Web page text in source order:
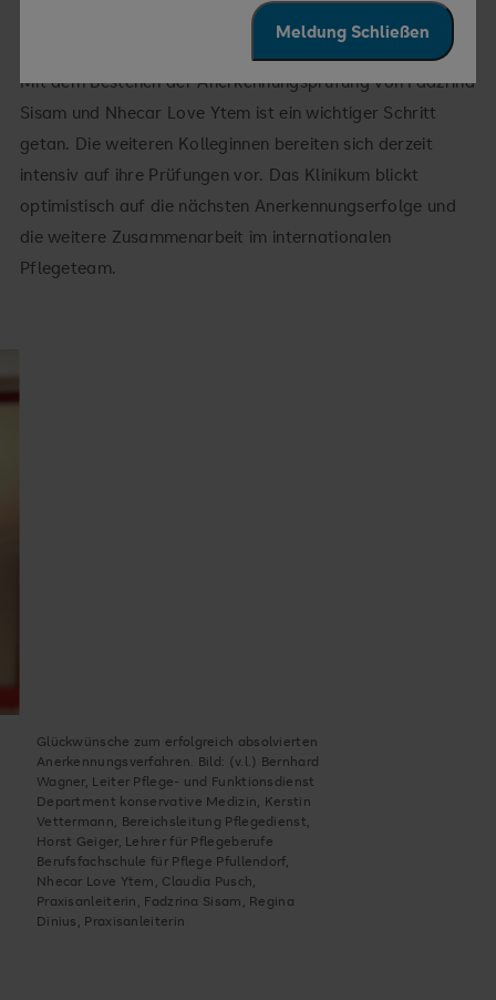
Meldung Schließen
werdenden Personalressourcen betroffen.
Mit dem Bestehen der Anerkennungsprüfung von Fadzrina
Sisam und Nhecar Love Ytem ist ein wichtiger Schritt
getan. Die weiteren Kolleginnen bereiten sich derzeit
intensiv auf ihre Prüfungen vor. Das Klinikum blickt
optimistisch auf die nächsten Anerkennungserfolge und
die weitere Zusammenarbeit im internationalen
Pflegeteam.
Glückwünsche zum erfolgreich absolvierten
Anerkennungsverfahren. Bild: (v.l.) Bernhard
Wagner, Leiter Pflege- und Funktionsdienst
Department konservative Medizin, Kerstin
Vettermann, Bereichsleitung Pflegedienst,
Horst Geiger, Lehrer für Pflegeberufe
Berufsfachschule für Pflege Pfullendorf,
Nhecar Love Ytem, Claudia Pusch,
Praxisanleiterin, Fadzrina Sisam, Regina
Dinius, Praxisanleiterin